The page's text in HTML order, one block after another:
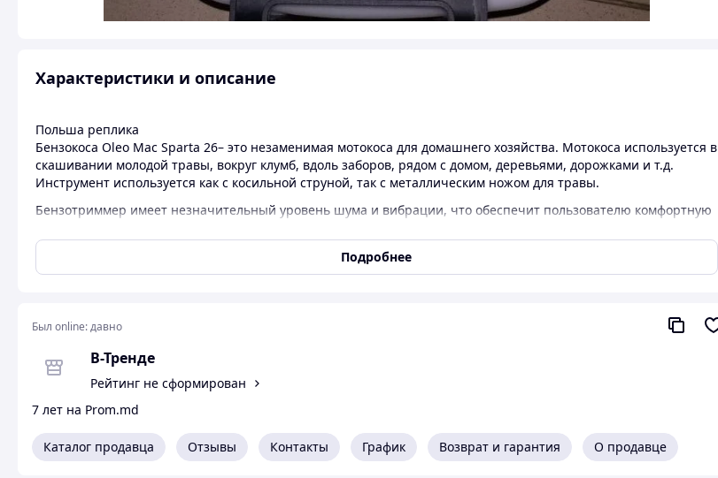
Характеристики и описание
Польша реплика
Бензокоса Oleo Mac Sparta 26– это незаменимая мотокоса для домашнего хозяйства. Мотокоса используется в
скашивании молодой травы, вокруг клумб, вдоль заборов, рядом с домом, деревьями, дорожками и т.д.
Инструмент используется как с косильной струной, так с металлическим ножом для травы.
Бензотриммер имеет незначительный уровень шума и вибрации, что обеспечит пользователю комфортную
Комплектация
коса,штанга,шпуля,3-х лопастный нож,победитовий диск,ремень
Подробнее
Был online:давно
В-Тренде
Рейтинг не сформирован
7 лет на Prom.md
Каталог продавца Отзывы Контакты График Возврат и гарантия О продавце